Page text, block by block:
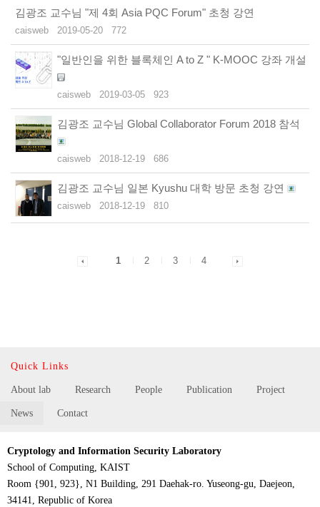
김광조 교수님 "제 4회 Asia PQC Forum" 초청 강연
caisweb 2019-05-20 772
"일반인을 위한 블록체인 A to Z " K-MOOC 강좌 개설
caisweb 2019-03-05 923
김광조 교수님 Global Collaborator Forum 2018 참석
caisweb 2018-12-19 686
김광조 교수님 일본 Kyushu 대학 방문 초청 강연
caisweb 2018-12-19 810
1 2 3 4
Quick Links
About lab Research People Publication Project
News Contact
Cryptology and Information Security Laboratory
School of Computing, KAIST
Room {901, 923}, N1 Building, 291 Daehak-ro. Yuseong-gu, Daejeon,
34141, Republic of Korea